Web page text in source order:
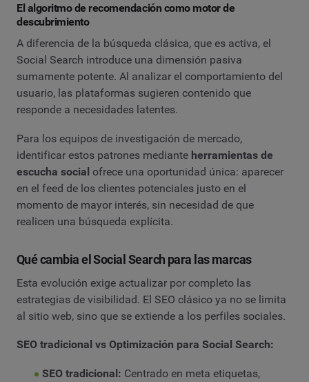
El algoritmo de recomendación como motor de
descubrimiento
A diferencia de la búsqueda clásica, que es activa, el
Social Search introduce una dimensión pasiva
sumamente potente. Al analizar el comportamiento del
usuario, las plataformas sugieren contenido que
responde a necesidades latentes.
Para los equipos de investigación de mercado,
identificar estos patrones mediante herramientas de
escucha social ofrece una oportunidad única: aparecer
en el feed de los clientes potenciales justo en el
momento de mayor interés, sin necesidad de que
realicen una búsqueda explícita.
Qué cambia el Social Search para las marcas
Esta evolución exige actualizar por completo las
estrategias de visibilidad. El SEO clásico ya no se limita
al sitio web, sino que se extiende a los perfiles sociales.
SEO tradicional vs Optimización para Social Search:
SEO tradicional: Centrado en meta etiquetas,